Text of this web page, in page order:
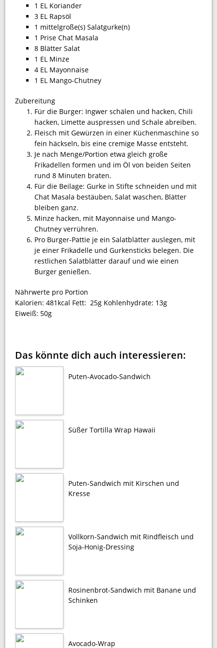
1 EL Koriander
3 EL Rapsöl
1 mittelgroße(s) Salatgurke(n)
1 Prise Chat Masala
8 Blätter Salat
1 EL Minze
4 EL Mayonnaise
1 EL Mango-Chutney
Zubereitung
Für die Burger: Ingwer schälen und hacken, Chili
hacken, Limette auspressen und Schale abreiben.
Fleisch mit Gewürzen in einer Küchenmaschine so
fein häckseln, bis eine cremige Masse entsteht.
Je nach Menge/Portion etwa gleich große
Frikadellen formen und im Öl von beiden Seiten
rund 8 Minuten braten.
Für die Beilage: Gurke in Stifte schneiden und mit
Chat Masala bestäuben, Salat waschen, Blätter
bleiben ganz.
Minze hacken, mit Mayonnaise und Mango-
Chutney verrühren.
Pro Burger-Pattie je ein Salatblätter auslegen, mit
je einer Frikadelle und Gurkensticks belegen. Die
restlichen Salatblätter darauf und wie einen
Burger genießen.
Nährwerte pro Portion
Kalorien:481kcal Fett: 25g Kohlenhydrate: 13g
Eiweiß: 50g
Das könnte dich auch interessieren:
Puten-Avocado-Sandwich
Süßer Tortilla Wrap Hawaii
Puten-Sandwich mit Kirschen und
Kresse
Vollkorn-Sandwich mit Rindfleisch und
Soja-Honig-Dressing
Rosinenbrot-Sandwich mit Banane und
Schinken
Avocado-Wrap